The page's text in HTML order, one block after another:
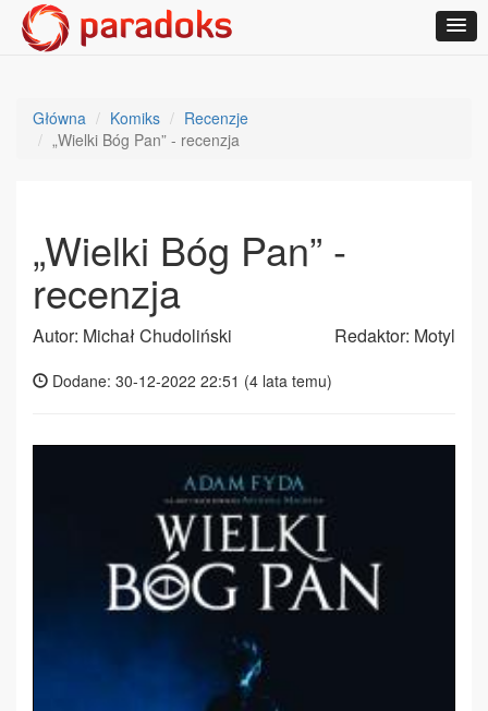
Główna Komiks
Recenzje
„Wielki Bóg Pan” - recenzja
„Wielki Bóg Pan” -
recenzja
Autor: Michał Chudoliński Redaktor: Motyl
Dodane: 30-12-2022 22:51 (4 lata temu)